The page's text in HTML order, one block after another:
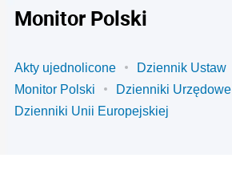
Monitor Polski
Akty ujednolicone
Dziennik Ustaw
Monitor Polski
Dzienniki Urzędowe
Dzienniki Unii Europejskiej